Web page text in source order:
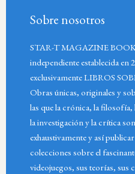
Sobre nosotros
STAR-T MAGAZINE
independiente establecida en
exclusivamente LIBROS
Obras únicas, originales y
las que la crónica, la
la investigación y la crítica
exhaustivamente y así
colecciones sobre el
videojuegos, sus teorías, sus